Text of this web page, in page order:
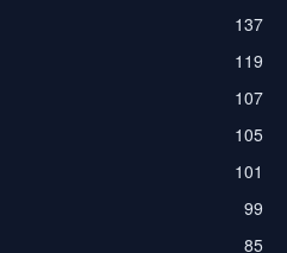
137
119
107
105
101
99
85